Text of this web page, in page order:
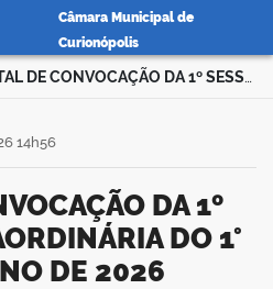
Câmara Municipal de
Curionópolis
EDITAL DE CONVOCAÇÃO DA 1º SESSÃO EXTRAORDINÁRIA DO 1° PERÍODO DO ANO DE 2026
DO 1°
DE 2026
14h56